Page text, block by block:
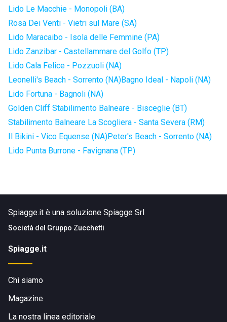
Lido Le Macchie - Monopoli (BA)
Rosa Dei Venti - Vietri sul Mare (SA)
Lido Maracaibo - Isola delle Femmine (PA)
Lido Zanzibar - Castellammare del Golfo (TP)
Lido Cala Felice - Pozzuoli (NA)
Leonelli's Beach - Sorrento (NA)Bagno Ideal - Napoli (NA)
Lido Fortuna - Bagnoli (NA)
Golden Cliff Stabilimento Balneare - Bisceglie (BT)
Stabilimento Balneare La Scogliera - Santa Severa (RM)
Il Bikini - Vico Equense (NA)Peter's Beach - Sorrento (NA)
Lido Punta Burrone - Favignana (TP)
Spiagge.it è una soluzione Spiagge Srl
Società del Gruppo Zucchetti
Spiagge.it
Chi siamo
Magazine
La nostra linea editoriale